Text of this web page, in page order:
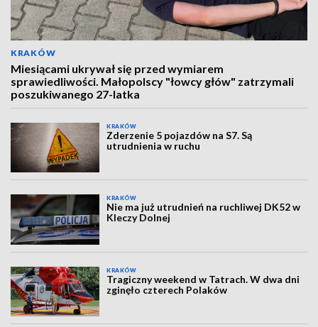
KRAKÓW
Miesiącami ukrywał się przed wymiarem
sprawiedliwości. Małopolscy "łowcy głów" zatrzymali
poszukiwanego 27-latka
KRAKÓW
Zderzenie 5 pojazdów na S7. Są
utrudnienia w ruchu
KRAKÓW
Nie ma już utrudnień na ruchliwej DK52 w
Kleczy Dolnej
KRAKÓW
Tragiczny weekend w Tatrach. W dwa dni
zginęło czterech Polaków